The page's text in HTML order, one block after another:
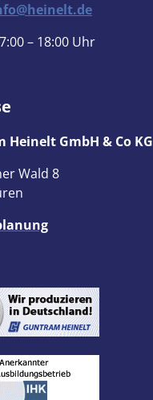
– 18:00 Uhr
Heinelt GmbH & Co KG
Wald 8